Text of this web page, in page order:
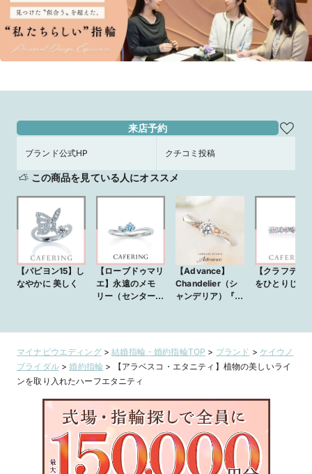
来店予約
ブランド公式HP クチコミ投稿
この商品を見ている人にオススメ
【パピヨン15】し
なやかに 美しく
【ローブドゥマリ
エ】永遠のメモ
リー（センターダ
【Advance】
Chandelier（シ
ャンデリア）『装
【クラフティ
をひとりじめ
マイナビウエディング>結婚指輪・婚約指輪TOP > ブランド > ケイウノ
ブライダル>婚約指輪 >
【アラベスコ・エタニティ】植物の美しいライ
ンを取り入れたハーフエタニティ